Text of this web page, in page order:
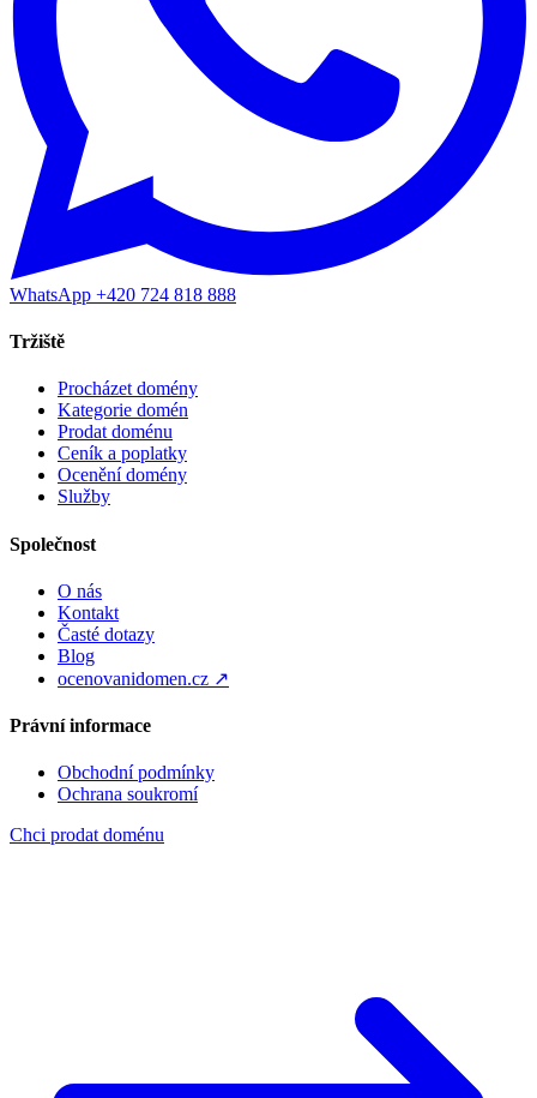
WhatsApp +420 724 818 888
Tržiště
Procházet domény
Kategorie domén
Prodat doménu
Ceník a poplatky
Ocenění domény
Služby
Společnost
O nás
Kontakt
Časté dotazy
Blog
ocenovanidomen.cz ↗
Právní informace
Obchodní podmínky
Ochrana soukromí
Chci prodat doménu